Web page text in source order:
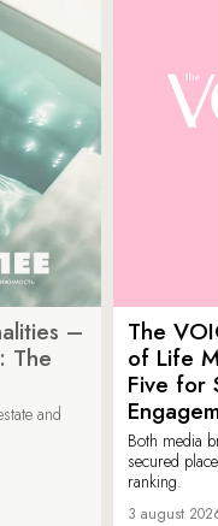
–
The
and
The
of Life
Five for
Both media
secured
ranking.
3 august